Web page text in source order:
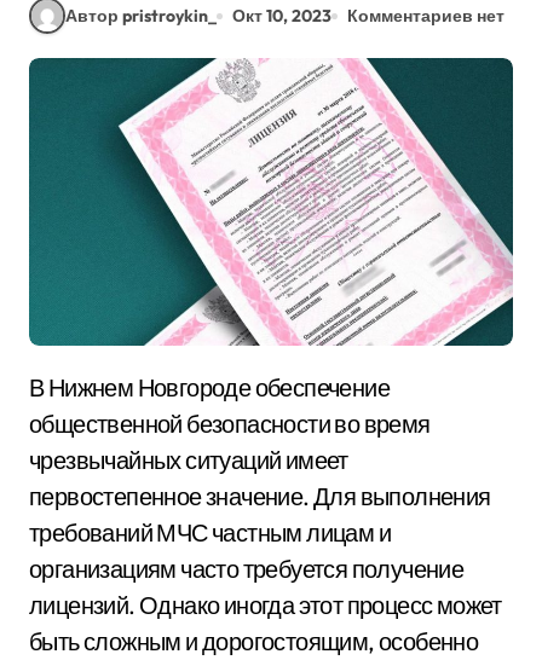
Автор pristroykin_ Окт 10, 2023 Комментариев нет
В Нижнем Новгороде обеспечение
общественной безопасности во время
чрезвычайных ситуаций имеет
первостепенное значение. Для выполнения
требований МЧС частным лицам и
организациям часто требуется получение
лицензий. Однако иногда этот процесс может
быть сложным и дорогостоящим, особенно